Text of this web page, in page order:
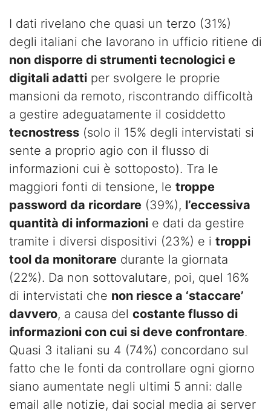
I dati rivelano che quasi un terzo (31%)
degli italiani che lavorano in ufficio ritiene di
non disporre di strumenti tecnologici e
digitali adatti per svolgere le proprie
mansioni da remoto, riscontrando difficoltà
a gestire adeguatamente il cosiddetto
tecnostress (solo il 15% degli intervistati si
sente a proprio agio con il flusso di
informazioni cui è sottoposto). Tra le
maggiori fonti di tensione, le troppe
password da ricordare (39%), l’eccessiva
quantità di informazioni e dati da gestire
tramite i diversi dispositivi (23%) e i troppi
tool da monitorare durante la giornata
(22%). Da non sottovalutare, poi, quel 16%
di intervistati che non riesce a ‘staccare’
davvero, a causa del costante flusso di
informazioni con cui si deve confrontare.
Quasi 3 italiani su 4 (74%) concordano sul
fatto che le fonti da controllare ogni giorno
siano aumentate negli ultimi 5 anni: dalle
email alle notizie, dai social media ai server